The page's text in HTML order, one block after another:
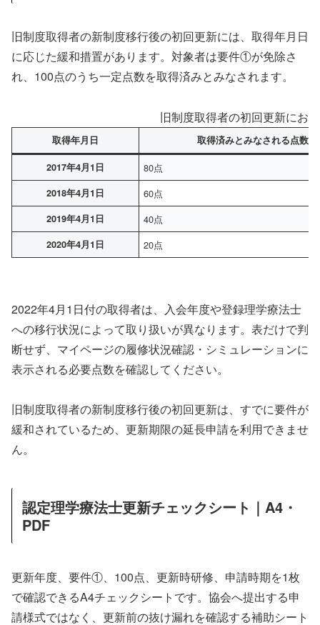
旧制度取得者の新制度移行後の初回更新には、取得年月日
に応じた緩和措置があります。対象者は要件①が免除さ
れ、100点のうち一定点数を取得済みとみなされます。
旧制度取得者の初回更新にお
取得年月日 取得済みとみなされる点数
2017年4月1日 80点
2018年4月1日 60点
2019年4月1日 40点
2020年4月1日 20点
2022年4月1日付の取得者は、入会年度や登録理学療法士
への移行状況によって取り扱いが異なります。表だけで判
断せず、マイページの履修状況確認・シミュレーションに
表示される必要点数を確認してください。
旧制度取得者の新制度移行後の初回更新は、すでに要件が
緩和されているため、更新期限の延長申請を利用できませ
ん。
認定理学療法士更新チェックシート｜A4・
PDF
更新年度、要件①、100点、更新時研修、申請時期を1枚
で確認できるA4チェックシートです。協会へ提出する申
請様式ではなく、更新前の抜け漏れを確認する補助シート